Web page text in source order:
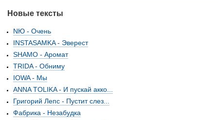
Новые тексты
NЮ - Очень
INSTASAMKA - Эверест
SHAMO - Аромат
TRIDA - Обниму
IOWA - Мы
ANNA TOLIKA - И пускай акко...
Григорий Лепс - Пустит слез...
Фабрика - Незабудка